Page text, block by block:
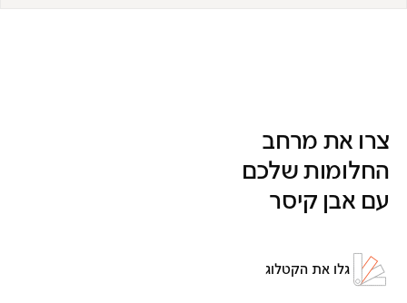
צרו את מרחב
החלומות שלכם
עם אבן קיסר
גלו את הקטלוג